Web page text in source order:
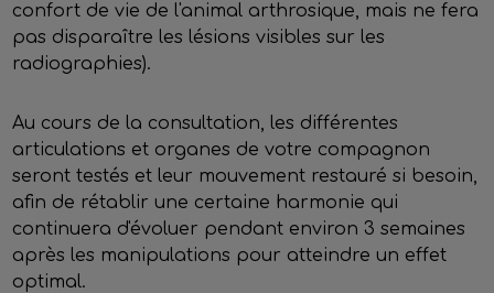
confort de vie de l'animal arthrosique, mais ne fera
pas disparaître les lésions visibles sur les
radiographies).
Au cours de la consultation, les différentes
articulations et organes de votre compagnon
seront testés et leur mouvement restauré si besoin,
afin de rétablir une certaine harmonie qui
continuera d'évoluer pendant environ 3 semaines
après les manipulations pour atteindre un effet
optimal.